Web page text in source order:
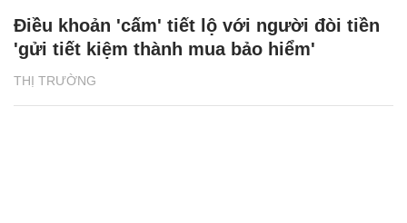
THỊ TRƯỜNG
Điều khoản 'cấm' tiết lộ với người đòi tiền
'gửi tiết kiệm thành mua bảo hiểm'